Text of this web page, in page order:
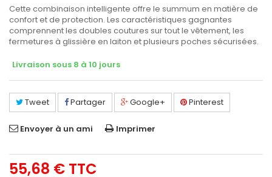
Cette combinaison intelligente offre le summum en matière de
confort et de protection. Les caractéristiques gagnantes
comprennent les doubles coutures sur tout le vêtement, les
fermetures à glissière en laiton et plusieurs poches sécurisées.
Livraison sous 8 à 10 jours
Tweet Partager Google+ Pinterest
Envoyer à un ami Imprimer
55,68 € TTC